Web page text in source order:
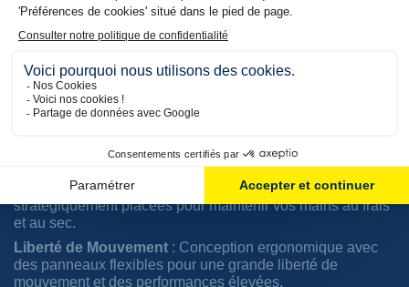
Matériaux Résistants: Tissus robustes et résistants à
l'abrasion pour une protection supérieure contre les
impacts et les déchirures.
Confort Inégalé : Doublures douces et respirantes pour
une gestion efficace de l'humidité et un confort prolongé
pendant la conduite.
matériaux antidérapants pour une prise en main sûre et un
Ventilation Efficace
: Zones de ventilation
stratégiquement placées pour maintenir vos mains au frais
et au sec.
Liberté de Mouvement : Conception ergonomique avec
des panneaux flexibles pour une grande liberté de
mouvement et des performances élevées.